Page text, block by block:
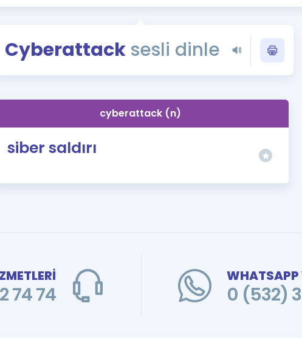
Blog
YDS - YÖKDİL Tüm
İngilizce Gramer
Cyberattack sesli dinle
cyberattack (n)
siber saldırı
74 74
WHATSAPP
0 (532)